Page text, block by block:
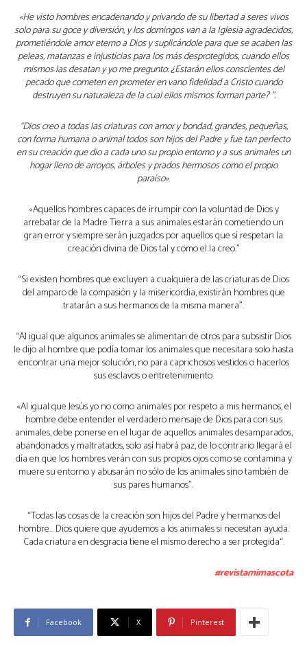
«He visto hombres encadenando y privando de su libertad a seres vivos
solo para su goce y diversión, y los domingos van a la Iglesia agradecidos,
prometiéndole amor eterno a Dios y suplicándole para que se acaben las
peleas, matanzas e injusticias para los más desprotegidos, cuando ellos
mismos las desatan y yo me pregunto: ¿Estarán ellos conscientes del
pecado que cometen en prometer en vano fidelidad a Cristo cuando
destruyen su naturaleza de la cual ellos mismos forman parte? ”.
“Dios creo a todas las criaturas con amor y bondad, grandes, pequeñas,
con forma humana o animal todos son hijos del Padre y fue tan perfecto
en su creación que dio a cada uno su propio entorno y a sus animales un
hogar lleno de arroyos, árboles y prados hermosos como el propio
paraíso».
«Aquellos hombres capaces de irrumpir con la voluntad de Dios y
arrebatar de la Madre Tierra a sus animales estarán cometiendo un
gran error y siempre serán juzgados por aquellos que sí respetan la
creación divina de Dios tal y como el la creo.”
“Si existen hombres que excluyen a cualquiera de las criaturas de Dios
del amparo de la compasión y la misericordia, existirán hombres que
tratarán a sus hermanos de la misma manera”.
“Al igual que algunos animales se alimentan de otros para subsistir Dios
le dijo al hombre que podía tomar los animales que necesitara solo hasta
encontrar una mejor solución, no para caprichosos vestidos o hacerlos
sus esclavos o entretenimiento.
«Al igual que Jesús yo no como animales por respeto a mis hermanos, el
hombre debe entender el verdadero mensaje de Dios para con sus
animales, debe ponerse en el lugar de aquellos animales desamparados,
abandonados y maltratados, solo así habrá paz, de lo contrario llegará el
día en que los hombres verán con sus propios ojos como se contamina y
muere su entorno y abusarán no sólo de los animales sino también de
sus pares humanos”.
“Todas las cosas de la creación son hijos del Padre y hermanos del
hombre… Dios quiere que ayudemos a los animales si necesitan ayuda.
Cada criatura en desgracia tiene el mismo derecho a ser protegida“.
#revistamimascota
Facebook X Pinterest